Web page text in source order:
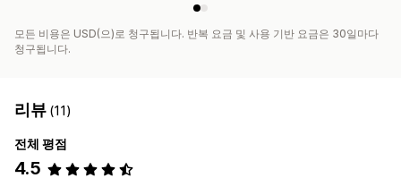
모든 비용은 USD(으)로 청구됩니다. 반복 요금 및 사용 기반 요금은 30일마다
청구됩니다.
리뷰 (11)
전체 평점
4.5